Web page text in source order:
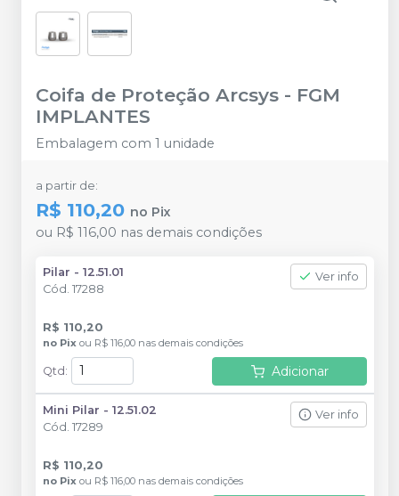
Coifa de Proteção Arcsys - FGM
IMPLANTES
Embalagem com 1 unidade
a partir de:
R$ 110,20 no Pix
ou R$ 116,00 nas demais condições
Pilar - 12.51.01
Cód. 17288
Ver info
R$ 110,20
no Pix ou R$ 116,00 nas demais condições
Qtd : Adicionar
Mini Pilar - 12.51.02
Cód. 17289
Ver info
R$ 110,20
no Pix ou R$ 116,00 nas demais condições